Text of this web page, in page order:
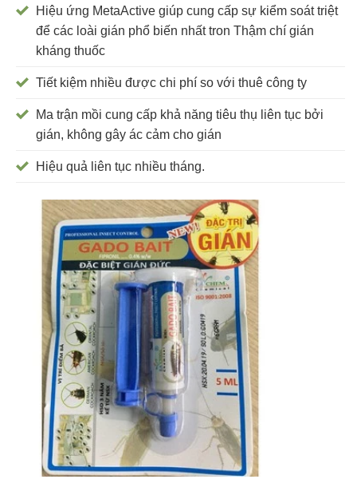
Hiệu ứng MetaActive giúp cung cấp sự kiểm soát triệt
để các loài gián phổ biến nhất tron Thậm chí gián
kháng thuốc
Tiết kiệm nhiều được chi phí so với thuê công ty
Ma trận mồi cung cấp khả năng tiêu thụ liên tục bởi
gián, không gây ác cảm cho gián
Hiệu quả liên tục nhiều tháng.